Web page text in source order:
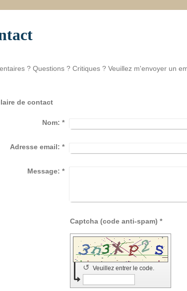
? Questions ? Critiques ? Veuillez m'envoyer un
de contact
Nom: *
Adresse email: *
Message: *
Captcha (code anti-spam) *
Veuillez entrer le code.
↺